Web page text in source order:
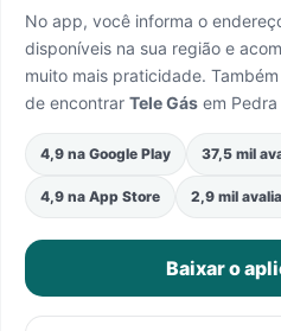
No app, você informa o
disponíveis na sua região e
muito mais praticidade.
de encontrar Tele Gás em
4,9 na Google Play 37,5 mil
4,9 na App Store 2,9 mil
Baixar o